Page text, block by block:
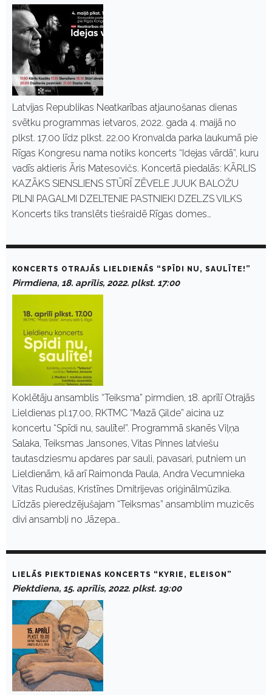
Latvijas Republikas Neatkarības atjaunošanas dienas
svētku programmas ietvaros, 2022. gada 4. maijā no
plkst. 17.00 līdz plkst. 22.00 Kronvalda parka laukumā pie
Rīgas Kongresu nama notiks koncerts “Idejas vārdā”, kuru
vadīs aktieris Āris Matesovičs. Koncertā piedalās: KĀRLIS
KAZĀKS SIENSLIENS STŪRĪ ZĒVELE JUUK BALOŽU
PILNI PAGALMI DZELTENIE PASTNIEKI DZELZS VILKS
Koncerts tiks translēts tiešraidē Rīgas domes…
KONCERTS OTRAJĀS LIELDIENĀS “SPĪDI NU, SAULĪTE!”
Pirmdiena, 18. aprīlis, 2022. plkst. 17:00
Koklētāju ansamblis “Teiksma” pirmdien, 18. aprīlī Otrajās
Lieldienas pl.17.00, RKTMC “Mazā Ģilde” aicina uz
koncertu “Spīdi nu, saulīte!”. Programmā skanēs Viļņa
Salaka, Teiksmas Jansones, Vitas Pinnes latviešu
tautasdziesmu apdares par sauli, pavasari, putniem un
Lieldienām, kā arī Raimonda Paula, Andra Vecumnieka
Vitas Rudušas, Kristīnes Dmitrijevas oriģinālmūzika.
Līdzās pieredzējušajam “Teiksmas” ansamblim muzicēs
divi ansambļi no Jāzepa…
LIELĀS PIEKTDIENAS KONCERTS “KYRIE, ELEISON”
Piektdiena, 15. aprīlis, 2022. plkst. 19:00